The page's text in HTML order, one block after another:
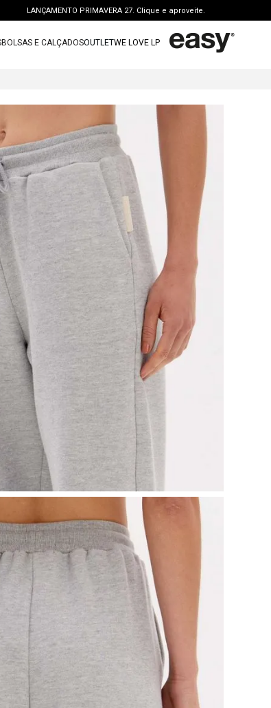
LANÇAMENTO PRIMAVERA 27. Clique e aproveite.
SHOPPER | garanta benefícios exclusivos. CONSULTAR >
FRETE GRÁTIS | a partir de R$ 699. APROVEITAR >
BOLSAS E CALÇADOSOUTLETWE LOVE LP
2º
bolsa
calca jeans
4º
blusa
5º
bota
vestido curto
t shirt
tenis